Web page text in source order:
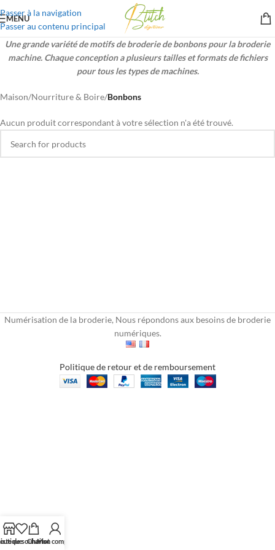
Passer à la navigation
Passer au contenu principal
MENU
Une grande variété de motifs de broderie de bonbons pour la broderie
machine. Chaque conception a plusieurs tailles et formats de fichiers
pour tous les types de machines.
Maison/Nourriture & Boire/Bonbons
Aucun produit correspondant à votre sélection n'a été trouvé.
Numérisation de la broderie, Nous répondons aux besoins de broderie
numériques.
Politique de retour et de remboursement
de souhaits
Chariot
Mon compte